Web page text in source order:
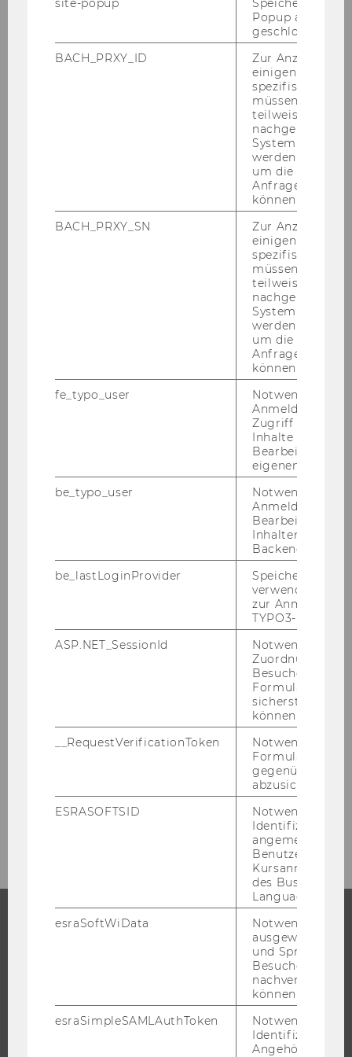
bäu­den fin­den Sie im in­ter­ak­ti­ven
Cam­pus­
FAQs - Häufig gestellte Fragen
Räume
Koordination der Veranstaltungsaufbauten
Zusätzliche Ausstattung
Formulare & Dokumente
Umweltmanagement
Popup
geschlossen
BACH_PRXY_ID
Zur Anzeige von
einigen WU-
spezifischen
müssen
teilweise von
nachgelagerten
System
werden.
um die Antwort
Anfrage
können.
BACH_PRXY_SN
Zur Anzeige von
einigen WU-
spezifischen
müssen
teilweise von
nachgelagerten
System
werden.
um die Antwort
Anfrage
können.
fe_typo_user
Notwendig für
Anmeldung und
Zugriff auf
Inhalte oder zur
Bearbeitung des
eigenen Profils.
be_typo_user
Notwendig für
Anmeldung und
Bearbeitung von
Inhalten im
Backend.
be_lastLoginProvider
Speichert die
verwendete
zur Anmeldung
TYPO3-Backend.
ASP.NET_SessionId
Notwendig, um
Zuordnung von
Besucher zu
sicherstellen zu
können.
__RequestVerificationToken
Notwendig, um
gegenüber
abzusichern.
ESRASOFTSID
Notwendig zur
Identifizierung
angemeldeten
Benutzers im
des Business
Language
esraSoftWiData
Notwendig um
ausgewählte
und
Besuchers
nachverfolgen
können.
esraSimpleSAMLAuthToken
Notwendig zur
Identifizierung
Angehörige/r für